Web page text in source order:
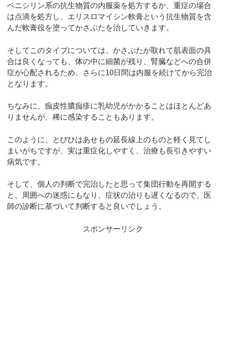
ペニシリン系の抗生物質の内服薬を処方するか、重症の場合
は点滴を処方し、エリスロマイシン軟膏という抗生物質を含
んだ軟膏役を塗ってかさぶたを治していきます。
そしてこのタイプについては、かさぶたが取れて肌表面の具
合は良くなっても、体の中に細菌が残り、腎臓などへの合併
症が心配されるため、さらに10日間は内服を続けてから完治
となります。
ちなみに、痂皮性膿痂疹に乳幼児がかかることはほとんどあ
りませんが、稀に感染することもあります。
このように、とびひはあせもの延長線上のものと軽く見てし
まいがちですが、実は重症化しやすく、治療も長引きやすい
病気です。
そして、個人の判断で完治したと思って集団行動を再開する
と、周囲への迷惑にもなり、症状の治りも遅くなるので、医
師の診断に基づいて判断すると良いでしょう。
スポンサーリンク